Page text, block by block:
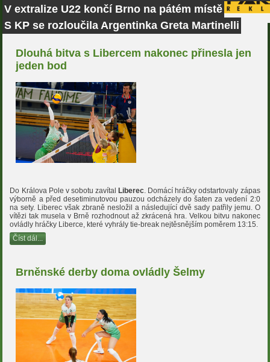
V extralize U22 končí Brno na pátém místě
S KP se rozloučila Argentinka Greta Martinelli
Dlouhá bitva s Libercem nakonec přinesla jen
jeden bod
Do Králova Pole v sobotu zavítalLiberec . Domácí hráčky odstartovaly zápas
výborně a před desetiminutovou pauzou odcházely do šaten za vedení 2:0
na sety. Liberec však zbraně nesložil a následující dvě sady patřily jemu. O
vítězi tak musela v Brně rozhodnout až zkrácená hra. Velkou bitvu nakonec
ovládly hráčky Liberce, které vyhrály tie-break nejtěsnějším poměrem 13:15.
Číst dál...
Brněnské derby doma ovládly Šelmy